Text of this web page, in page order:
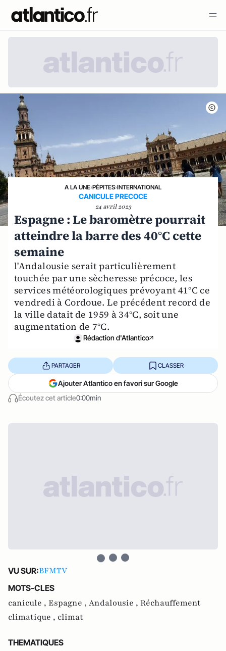
A LA UNE›PÉPITES›INTERNATIONAL
CANICULE PRECOCE
24 avril 2023
Espagne : Le baromètre pourrait
atteindre la barre des 40°C cette
semaine
l'Andalousie serait particulièrement
touchée par une sècheresse précoce, les
services météorologiques prévoyant 41°C ce
vendredi à Cordoue. Le précédent record de
la ville datait de 1959 à 34°C, soit une
augmentation de 7°C.
Rédaction d'Atlantico
Écoutez cet article0:00min
PARTAGER CLASSER
Ajouter Atlantico en favori sur Google
VU SUR:BFMTV
MOTS-CLES
canicule , Espagne , Andalousie , Réchauffement
climatique , climat
THEMATIQUES